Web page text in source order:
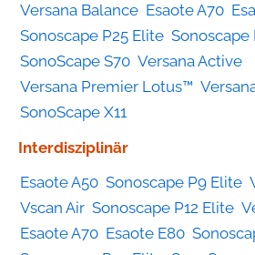
Versana Balance Esaote A70
Sonoscape P25 Elite Sonoscape
SonoScape S70 Versana Active
Versana Premier Lotus™
SonoScape X11
Interdisziplinär
Esaote A50 Sonoscape P9 Elite
Vscan Air Sonoscape P12 Elite
Esaote A70 Esaote E80